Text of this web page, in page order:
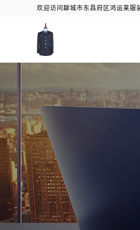
欢迎访问聊城市东昌府区鸿运莱服